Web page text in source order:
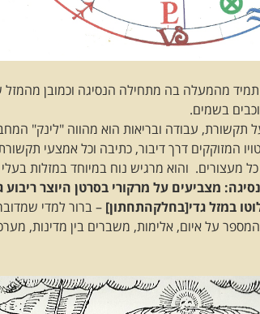
מהמעלה בה מתחילה הנסיגה וכמובן מהמזל
בשמים.
תקשורת, עבודה ובריאות הוא מהווה "לינק"
המזוקקים דרך דיבור, כתיבה וכל אמצעי
מעצורים. והוא מרגיש נוח במיוחד במזלות
מצביעים על מרקורי בסרטן היוצר
– ברור למדי
על איום, אלימות, משברים בין מדינות,